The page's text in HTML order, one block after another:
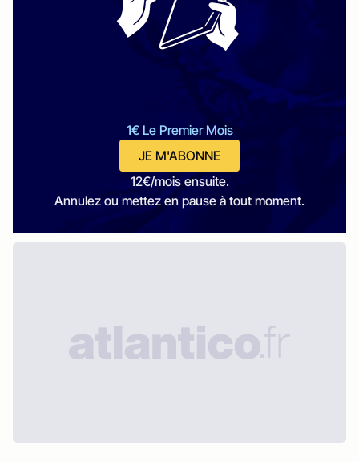
1€ Le Premier Mois
JE M'ABONNE
12€/mois ensuite.
Annulez ou mettez en pause à tout moment.